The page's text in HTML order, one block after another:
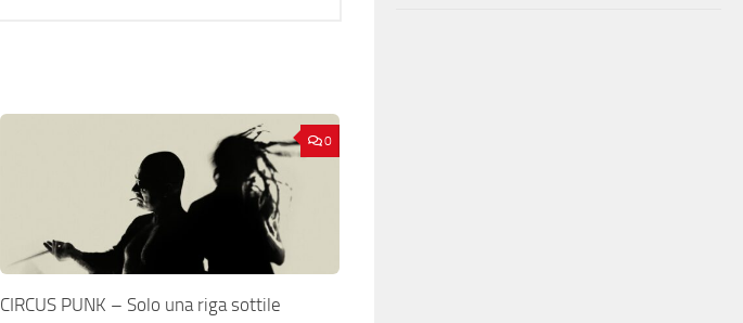
0
CIRCUS PUNK – Solo una riga sottile